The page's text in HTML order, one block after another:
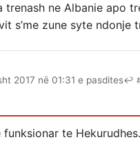
ne Albanie apo
s’me zune syte ndonje
2017 në 01:31 e pasdites↩
funksionar te